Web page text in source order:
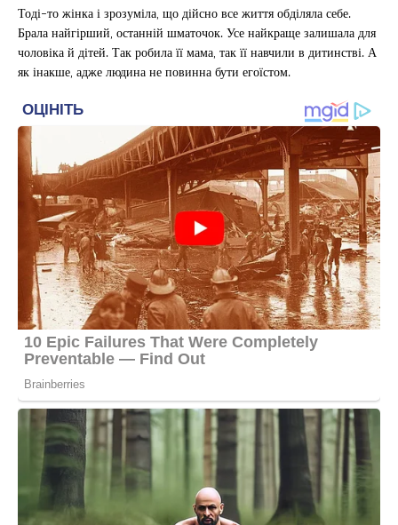
Тоді-то жінка і зрозуміла, що дійсно все життя обділяла себе.
Брала найгірший, останній шматочок. Усе найкраще залишала для
чоловіка й дітей. Так робила її мама, так її навчили в дитинстві. А
як інакше, адже людина не повинна бути егоїстом.